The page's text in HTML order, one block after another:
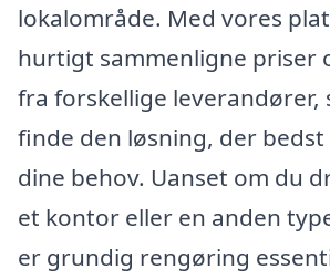
lokalområde. Med vores
hurtigt sammenligne priser
fra forskellige leverandører,
finde den løsning, der bedst
dine behov. Uanset om du
et kontor eller en anden
er grundig rengøring